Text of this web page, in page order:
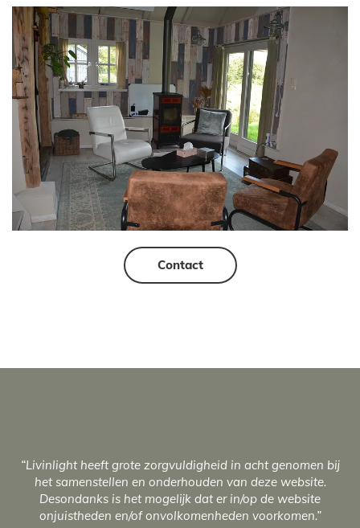
Contact
“Livinlight heeft grote zorgvuldigheid in acht genomen bij
het samenstellen en onderhouden van deze website.
Desondanks is het mogelijk dat er in/op de website
onjuistheden en/of onvolkomenheden voorkomen.”